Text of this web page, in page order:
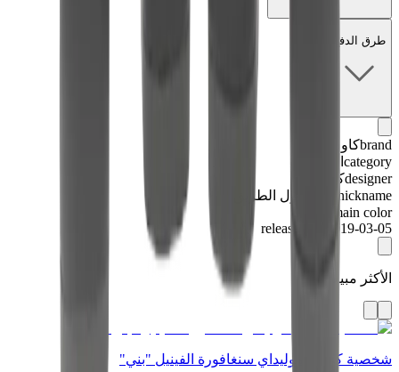
طرق الدفع
brandكاوس
category
designerكاوس
nickname
على طول الطريق
main color
release date
2019-03-05
الأكثر مبيعاً
شخصية كاوس هوليداي سنغافورة الفينيل "بني"